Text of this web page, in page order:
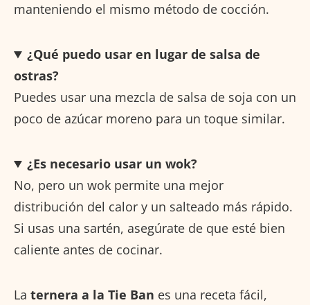
manteniendo el mismo método de cocción.
¿Qué puedo usar en lugar de salsa de
ostras?
Puedes usar una mezcla de salsa de soja con un
poco de azúcar moreno para un toque similar.
¿Es necesario usar un wok?
No, pero un wok permite una mejor
distribución del calor y un salteado más rápido.
Si usas una sartén, asegúrate de que esté bien
caliente antes de cocinar.
La ternera a la Tie Ban es una receta fácil,